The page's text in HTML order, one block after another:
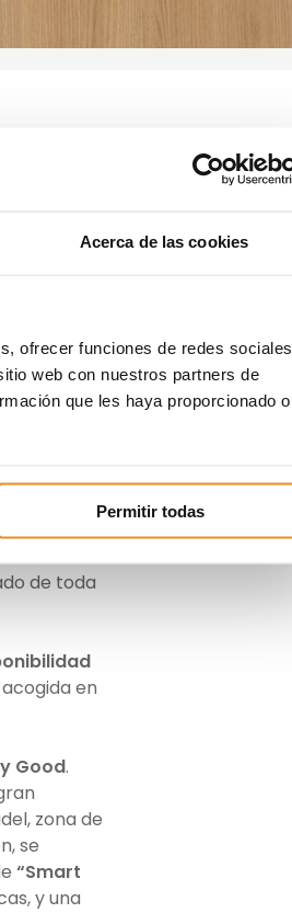
Acerca de las cookies
ofrecer funciones de redes sociales
web con nuestros partners de
que les haya proporcionado o
Permitir todas
Street,
operadas
y
de toda
en
Good.
zona de
se
“Smart
y una